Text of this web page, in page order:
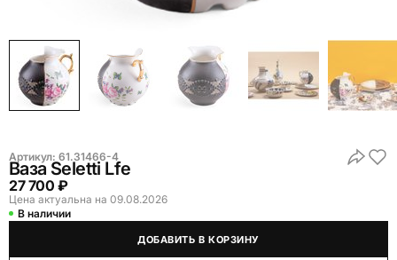
Артикул: 61.31466-4
Ваза Seletti Lfe
27 700 ₽
Цена актуальна на 09.08.2026
В наличии
ДОБАВИТЬ В КОРЗИНУ